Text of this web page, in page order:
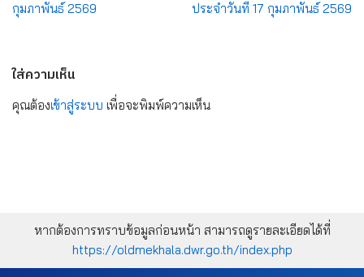
กุมภาพันธ์ 2569
ประจำวันที่ 17 กุมภาพันธ์ 2569
ใส่ความเห็น
คุณต้องเข้าสู่ระบบ เพื่อจะพิมพ์ความเห็น
หากต้องการทราบข้อมูลก่อนหน้า สามารถดูรายละเอียดได้ที่
https://oldmekhala.dwr.go.th/index.php